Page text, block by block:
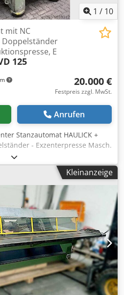
1 / 10
mit NC
Doppelständer
E
125
20.000 €
Festpreis zzgl. MwSt.
Anrufen
Stanzautomat HAULICK +
- Exzenterpresse Masch.
125 ton. Tischgröße
470 x 140 mm Ständerweite
415 mm Chsdpfx
mm Stößelverstellweg 0-80
340 mm Hubzahl 50 bis 300
22 kW
- Doppelpleuel-Triebwerk mit
für aussermittige
Elektroschrank -
Breite 250 mm, Baujahr 2003 -
für den Walzenvorschub -
nach rechts Platzbedarf
x 3020 mm Transporthöhe
ca. 11 ton.
Kleinanzeige